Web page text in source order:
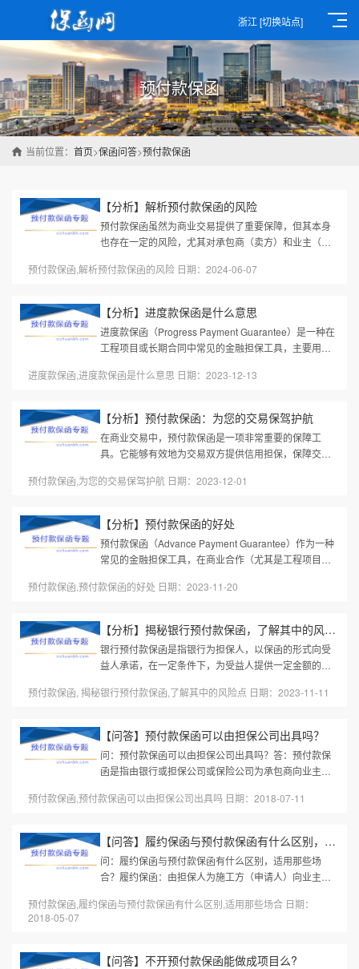
浙江 [切换站点]
预付款保函
当前位置： 首页>保函问答>预付款保函
【分析】解析预付款保函的风险
预付款保函虽然为商业交易提供了重要保障，但其本身
也存在一定的风险，尤其对承包商（卖方）和业主（买
要风险及具体解析：一、对业...
预付款保函,解析预付款保函的风险 日期：2024-06-07
【分析】进度款保函是什么意思
进度款保函（Progress Payment Guarantee）是一种在
工程项目或长期合同中常见的金融担保工具，主要用于
全，同时约束承包商（卖方）按...
进度款保函,进度款保函是什么意思 日期：2023-12-13
【分析】预付款保函：为您的交易保驾护航
在商业交易中，预付款保函是一项非常重要的保障工
具。它能够有效地为交易双方提供信用担保，保障交易
获得对卖方的付款保障，同时也...
预付款保函,为您的交易保驾护航 日期：2023-12-01
【分析】预付款保函的好处
预付款保函（Advance Payment Guarantee）作为一种
常见的金融担保工具，在商业合作（尤其是工程项目、
和承包商（卖方）双方的利益。...
预付款保函,预付款保函的好处 日期：2023-11-20
【分析】揭秘银行预付款保函，了解其中的风险点
银行预付款保函是指银行为担保人，以保函的形式向受
益人承诺，在一定条件下，为受益人提供一定金额的预
效缓解买方信用不足与卖方交...
预付款保函, 揭秘银行预付款保函,了解其中的风险点 日期：2023-11-11
【问答】预付款保函可以由担保公司出具吗？
问：预付款保函可以由担保公司出具吗？答：预付款保
函是指由银行或担保公司或保险公司为承包商向业主出
专用的担保。如果承包商收到...
预付款保函,预付款保函可以由担保公司出具吗 日期：2018-07-11
【问答】履约保函与预付款保函有什么区别，适用那些场合？
问：履约保函与预付款保函有什么区别，适用那些场
合？履约保函：由担保人为施工方（申请人）向业主方
和义务，承包商不履行合同时，...
预付款保函,履约保函与预付款保函有什么区别,适用那些场合 日期：
2018-05-07
【问答】不开预付款保函能做成项目么?